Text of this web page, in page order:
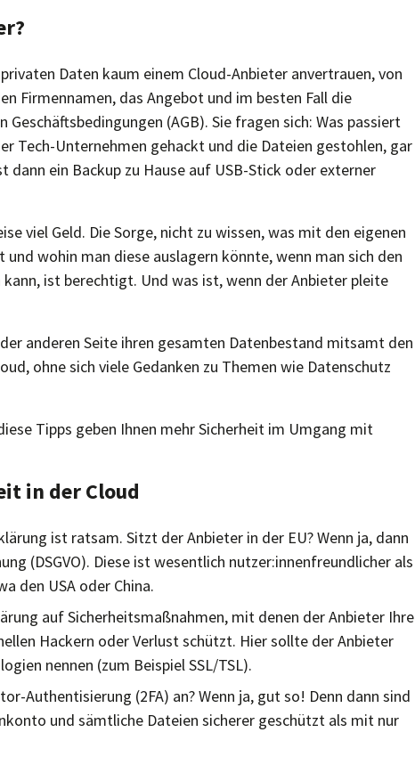
Daten kaum einem Cloud-Anbieter anvertrauen, von
Firmennamen, das Angebot und im besten Fall die
(AGB). Sie fragen sich: Was passiert
Tech-Unternehmen gehackt und die Dateien gestohlen, gar
ein Backup zu Hause auf USB-Stick oder externer
viel Geld. Die Sorge, nicht zu wissen, was mit den eigenen
wohin man diese auslagern könnte, wenn man sich den
ist berechtigt. Und was ist, wenn der Anbieter pleite
anderen Seite ihren gesamten Datenbestand mitsamt den
ohne sich viele Gedanken zu Themen wie Datenschutz
Tipps geben Ihnen mehr Sicherheit im Umgang mit
in der Cloud
ist ratsam. Sitzt der Anbieter in der EU? Wenn ja, dann
(DSGVO). Diese ist wesentlich nutzer:innenfreundlicher als
den USA oder China.
auf Sicherheitsmaßnahmen, mit denen der Anbieter Ihre
Hackern oder Verlust schützt. Hier sollte der Anbieter
nennen (zum Beispiel SSL/TSL).
Authentisierung (2FA) an? Wenn ja, gut so! Denn dann sind
und sämtliche Dateien sicherer geschützt als mit nur